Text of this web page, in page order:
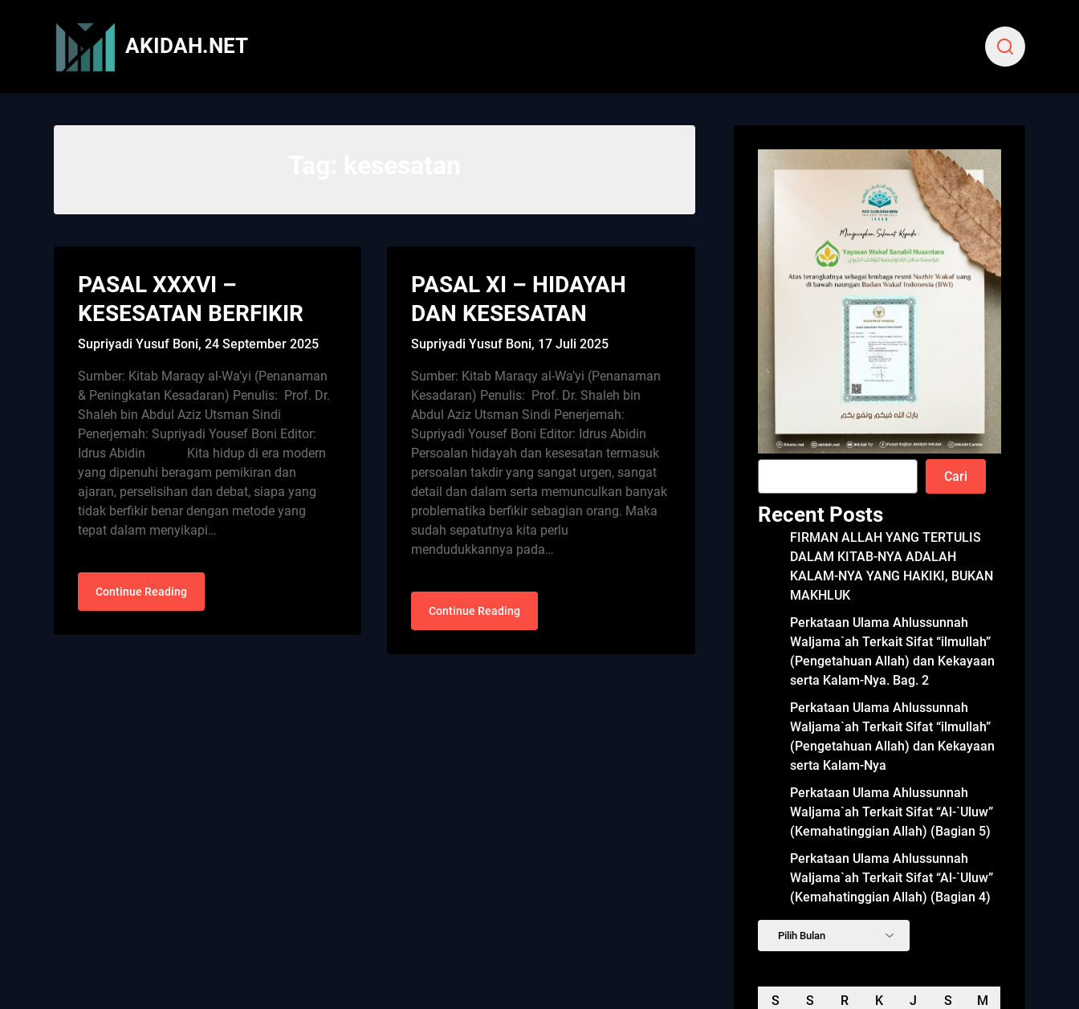
AKIDAH.NET
PASAL XXXVI –
KESESATAN BERFIKIR
Supriyadi Yusuf Boni,24 September 2025
Sumber: Kitab Maraqy al-Wa’yi (Penanaman
& Peningkatan Kesadaran) Penulis: Prof. Dr.
Shaleh bin Abdul Aziz Utsman Sindi
Penerjemah: Supriyadi Yousef Boni Editor:
Idrus Abidin Kita hidup di era modern
yang dipenuhi beragam pemikiran dan
ajaran, perselisihan dan debat, siapa yang
tidak berfikir benar dengan metode yang
tepat dalam menyikapi…
Continue Reading
PASAL XI – HIDAYAH
DAN KESESATAN
Supriyadi Yusuf Boni, 17 Juli 2025
Sumber: Kitab Maraqy al-Wa’yi (Penanaman
Kesadaran) Penulis: Prof. Dr. Shaleh bin
Abdul Aziz Utsman Sindi Penerjemah:
Supriyadi Yousef Boni Editor: Idrus Abidin
Persoalan hidayah dan kesesatan termasuk
persoalan takdir yang sangat urgen, sangat
detail dan dalam serta memunculkan banyak
problematika berfikir sebagian orang. Maka
sudah sepatutnya kita perlu
mendudukkannya pada…
Continue Reading
Cari
Recent Posts
FIRMAN ALLAH YANG TERTULIS
DALAM KITAB-NYA ADALAH
KALAM-NYA YANG HAKIKI, BUKAN
MAKHLUK
Perkataan Ulama Ahlussunnah
Waljama`ah Terkait Sifat “ilmullah”
(Pengetahuan Allah) dan Kekayaan
serta Kalam-Nya. Bag. 2
Perkataan Ulama Ahlussunnah
Waljama`ah Terkait Sifat “ilmullah”
(Pengetahuan Allah) dan Kekayaan
serta Kalam-Nya
Perkataan Ulama Ahlussunnah
Waljama`ah Terkait Sifat “Al-`Uluw”
(Kemahatinggian Allah) (Bagian 5)
Perkataan Ulama Ahlussunnah
Waljama`ah Terkait Sifat “Al-`Uluw”
(Kemahatinggian Allah) (Bagian 4)
Arsip
S S R K J S
M